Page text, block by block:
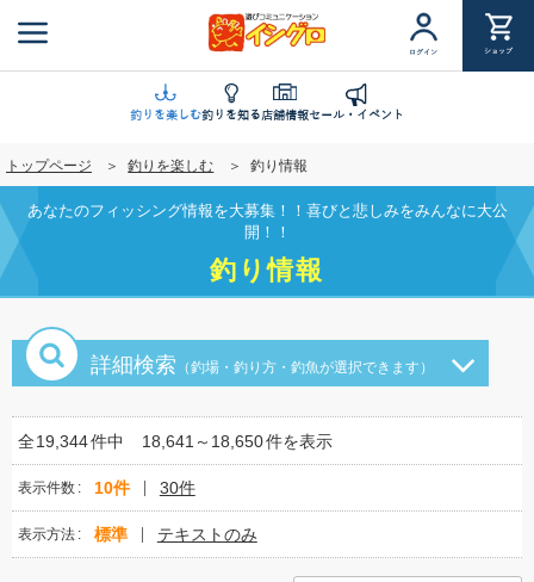
ン
に
移
動
ログイン ショップ
釣りを楽しむ釣りを知る店舗情報セール・イベント
トップページ 釣りを楽しむ 釣り情報
あなたのフィッシング情報を大募集！！喜びと悲しみをみんなに大公
開！！
釣り情報
詳細検索 （釣場・釣り方・釣魚が選択できます）
全19,344件中 18,641～18,650件を表示
表示件数 10件 30件
表示方法 標準 テキストのみ